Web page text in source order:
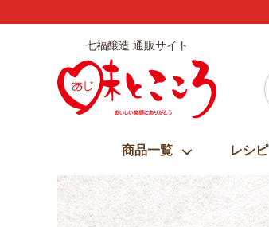
七福醸造 通販サイト
商品一覧 レシピ